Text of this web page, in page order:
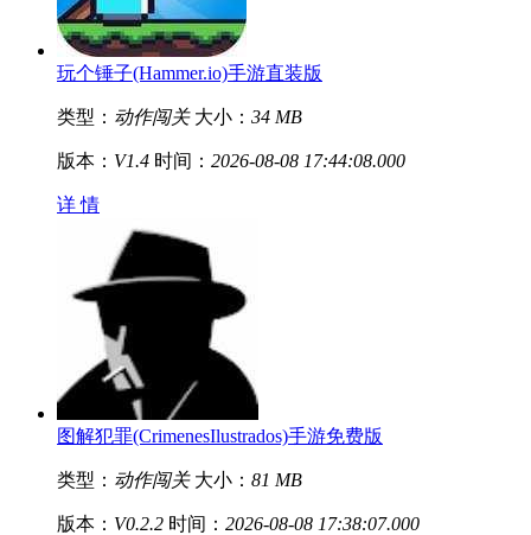
玩个锤子(Hammer.io)手游直装版
类型： 动作闯关 大小： 34 MB
版本： V1.4 时间： 2026-08-08 17:44:08.000
详 情
图解犯罪(CrimenesIlustrados)手游免费版
类型： 动作闯关 大小： 81 MB
版本： V0.2.2 时间： 2026-08-08 17:38:07.000